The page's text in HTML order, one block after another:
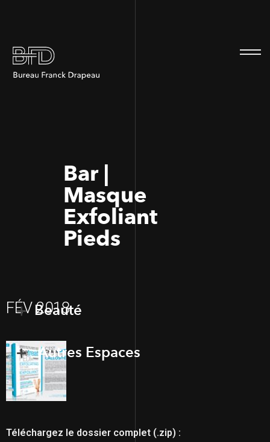
Bar |
Masque
Exfoliant
Pieds
FÉV 2018
Beauté
Autres Espaces
Téléchargez le dossier complet (.zip) :